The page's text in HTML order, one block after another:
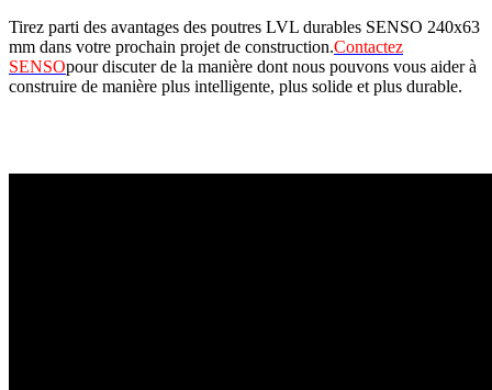
Tirez parti des avantages des poutres LVL durables SENSO 240x63
mm dans votre prochain projet de construction.Contactez
SENSOpour discuter de la manière dont nous pouvons vous aider à
construire de manière plus intelligente, plus solide et plus durable.